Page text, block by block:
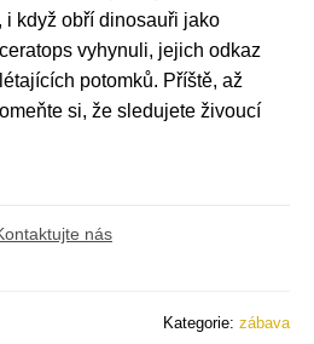
i když obří dinosauři jako
vyhynuli, jejich odkaz
potomků. Příště, až
si, že sledujete živoucí
nás
Kategorie: zábava